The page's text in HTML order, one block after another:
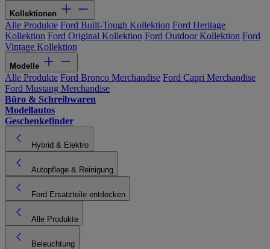
Kollektionen
Alle Produkte Ford Built-Tough Kollektion Ford Heritage
Kollektion Ford Original Kollektion Ford Outdoor Kollektion Ford
Vintage Kollektion
Modelle
Alle Produkte Ford Bronco Merchandise Ford Capri Merchandise
Ford Mustang Merchandise
Büro & Schreibwaren
Modellautos
Geschenkefinder
Hybrid & Elektro
Autopflege & Reinigung
Ford Ersatzteile entdecken
Alle Produkte
Beleuchtung